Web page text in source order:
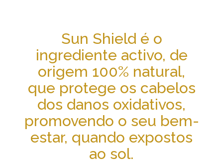
Sun Shield é o
ingrediente activo, de
origem 100% natural,
que protege os cabelos
dos danos oxidativos,
promovendo o seu bem-
estar, quando expostos
ao sol.